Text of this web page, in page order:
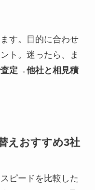
す。目的に合わせ
ト。迷ったら、ま
定→他社と相見積
えおすすめ3社
ピードを比較した